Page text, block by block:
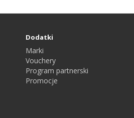
Dodatki
Marki
Vouchery
Program partnerski
Promocje